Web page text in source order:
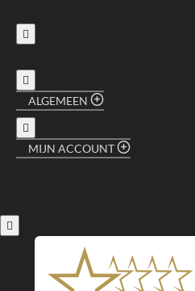
ALGEMEEN
MIJN ACCOUNT